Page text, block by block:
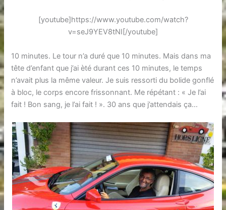
[youtube]https://www.youtube.com/watch?
v=seJ9YEV8tNI[/youtube]
10 minutes. Le tour n’a duré que 10 minutes. Mais dans ma
tête d’enfant que j’ai èté durant ces 10 minutes, le temps
n’avait plus la même valeur. Je suis ressorti du bolide gonflé
à bloc, le corps encore frissonnant. Me répétant : « Je l’ai
fait ! Bon sang, je l’ai fait ! ». 30 ans que j’attendais ça…